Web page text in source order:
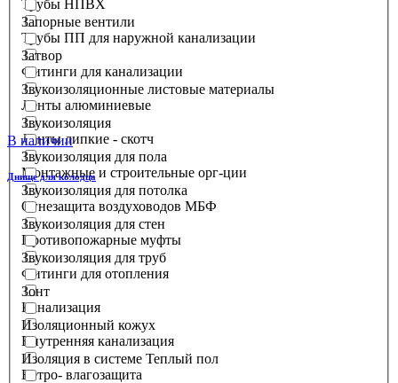
Трубы НПВХ
Трубы ПП для наружной канализации
Фитинги для канализации
Ленты алюминиевые
Ленты липкие - скотч
Монтажные и строительные орг-ции
Огнезащита воздуховодов МБФ
Противопожарные муфты
Фитинги для отопления
Канализация
Внутренняя канализация
Ветро- влагозащита
Запорные вентили
Затвор
Звукоизоляционные листовые материалы
Звукоизоляция
Звукоизоляция для пола
Звукоизоляция для потолка
Звукоизоляция для стен
Звукоизоляция для труб
Зонт
Изоляционный кожух
Изоляция в системе Теплый пол
В наличии
Днище для колодца